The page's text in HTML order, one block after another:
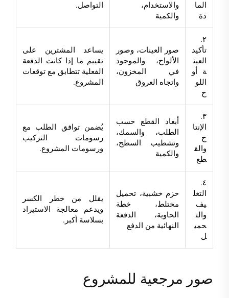
الما
دة
والاستخدام،
والكمية
التواصل.
٢.
تأكيد
العين
ة أو
اللو
ح
صور العينات، وصور
الألواح، والموجود
في المخزون،
واتجاه العروق
يساعد المشترين على
تقييم ما إذا كانت الدفعة
الفعلية تتطابق مع توقعات
المشروع.
٣.
الإنتا
ج
والق
طع
أبعاد القطع حسب
الطلب، والسمك،
وتشطيب السطح،
والكمية
يُضمن توافق الطلب مع
رسومات التركيب
ورسومات المشروع.
٤.
التغل
يف
والت
حمي
ل
حزم خشبية، تحميل
مختلط، خطة
الحاوية، الدفعة
النهائية من الدفع
يقلل من خطر الكسر
ويدعم معالجة الاستيراد
بسلاسة أكبر.
صور مرجعية للمشروع